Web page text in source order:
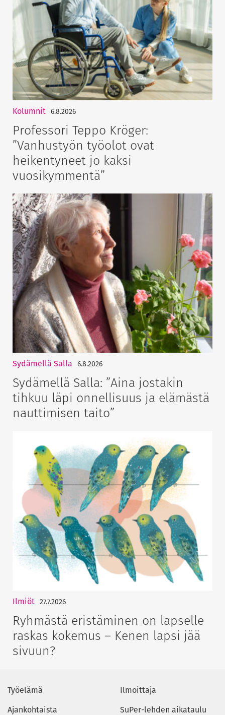
Kolumnit 6.8.2026
Professori Teppo Kröger:
”Vanhustyön työolot ovat
heikentyneet jo kaksi
vuosikymmentä”
Sydämellä Salla 6.8.2026
Sydämellä Salla: ”Aina jostakin
tihkuu läpi onnellisuus ja elämästä
nauttimisen taito”
Ilmiöt 27.7.2026
Ryhmästä eristäminen on lapselle
raskas kokemus – Kenen lapsi jää
sivuun?
Työelämä
Ajankohtaista
Ilmoittaja
SuPer-lehden aikataulu